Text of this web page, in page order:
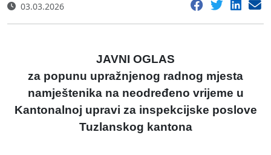
03.03.2026
JAVNI OGLAS
za popunu upražnjenog radnog mjesta
namještenika na neodređeno vrijeme u
Kantonalnoj upravi za inspekcijske poslove
Tuzlanskog kantona